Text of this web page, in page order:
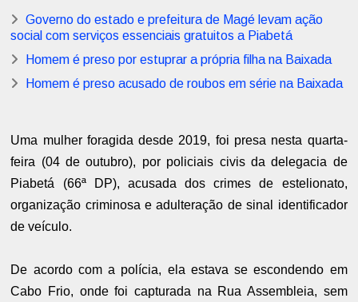
Governo do estado e prefeitura de Magé levam ação
social com serviços essenciais gratuitos a Piabetá
Homem é preso por estuprar a própria filha na Baixada
Homem é preso acusado de roubos em série na Baixada
Uma mulher foragida desde 2019, foi presa nesta quarta-
feira (04 de outubro), por policiais civis da delegacia de
Piabetá (66ª DP), acusada dos crimes de estelionato,
organização criminosa e adulteração de sinal identificador
de veículo.
De acordo com a polícia, ela estava se escondendo em
Cabo Frio, onde foi capturada na Rua Assembleia, sem